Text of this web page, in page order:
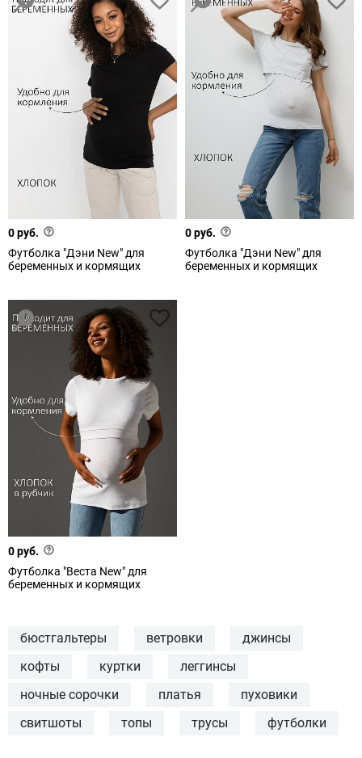
0 руб.
Футболка "Дэни New" для
беременных и кормящих
0 руб.
Футболка "Дэни New" для
беременных и кормящих
0 руб.
Футболка "Веста New" для
беременных и кормящих
бюстгальтеры ветровки
джинсы
кофты
куртки
леггинсы
ночные сорочки
платья
пуховики
свитшоты
топы трусы футболки